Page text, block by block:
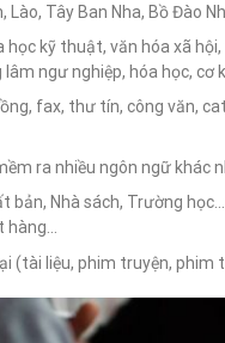
Lào, Tây Ban Nha, Bồ Đào
học kỹ thuật, văn hóa xã
ngư nghiệp, hóa học, cơ
fax, thư tín, công văn,
ra nhiều ngôn ngữ khác
bản, Nhà sách, Trường
(tài liệu, phim truyện, phim